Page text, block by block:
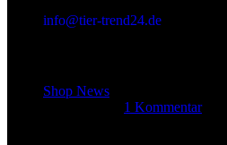
info@tier-trend24.de
Shop News
1 Kommentar